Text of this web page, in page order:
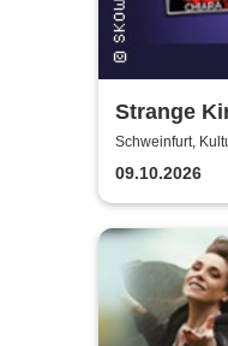
Strange
einzigen
Purple
Schweinfurt,
Schweinfurt
09.10.2026